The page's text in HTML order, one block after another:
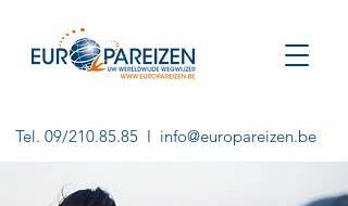
Tel. 09/210.85.85 I info@europareizen.be